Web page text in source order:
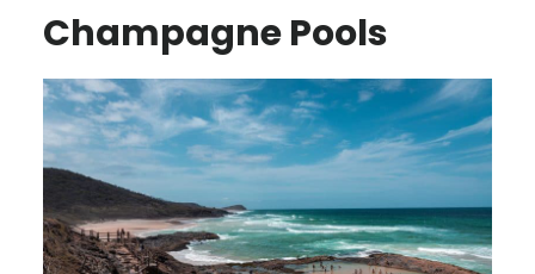
Champagne Pools